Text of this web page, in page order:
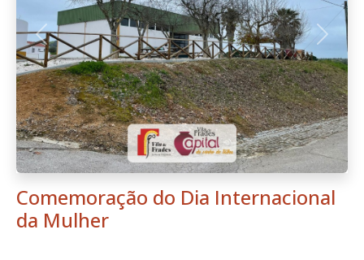
Anterior
Comemoração do Dia Internacional
da Mulher